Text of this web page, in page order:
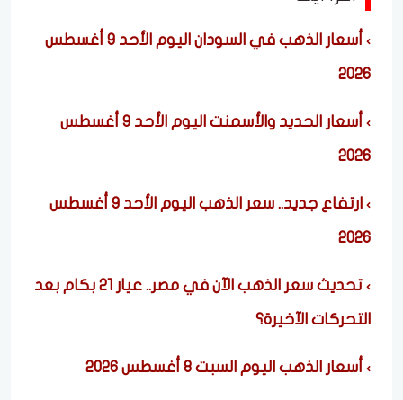
أسعار الذهب في السودان اليوم الأحد 9 أغسطس
2026
أسعار الحديد والأسمنت اليوم الأحد 9 أغسطس
2026
ارتفاع جديد.. سعر الذهب اليوم الأحد 9 أغسطس
2026
تحديث سعر الذهب الآن في مصر.. عيار 21 بكام بعد
التحركات الآخيرة؟
أسعار الذهب اليوم السبت 8 أغسطس 2026